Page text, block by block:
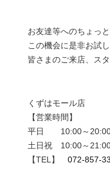
お友達等へのちょっ
この機会に是非お試
皆さまのご来店、ス
くずはモール店
【営業時間】
平日 10:00～
土日祝 10:00～
【TEL】 072-857-